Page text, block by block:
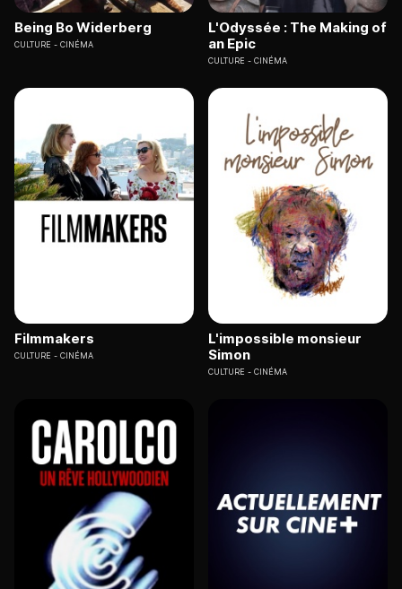
Being Bo Widerberg
CULTURE CINÉMA
L'Odyssée : The Making of
an Epic
CULTURE CINÉMA
Filmmakers
CULTURE CINÉMA
L'impossible monsieur
Simon
CULTURE CINÉMA